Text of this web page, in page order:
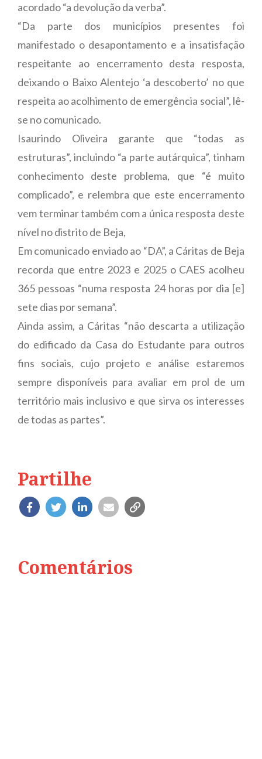
acordado “a devolução da verba”.
“Da parte dos municípios presentes foi
manifestado o desapontamento e a insatisfação
respeitante ao encerramento desta resposta,
deixando o Baixo Alentejo ‘a descoberto’ no que
respeita ao acolhimento de emergência social”, lê-
se no comunicado.
Isaurindo Oliveira garante que “todas as
estruturas”, incluindo “a parte autárquica”, tinham
conhecimento deste problema, que “é muito
complicado”, e relembra que este encerramento
vem terminar também com a única resposta deste
nível no distrito de Beja,
Em comunicado enviado ao “DA”, a Cáritas de Beja
recorda que entre 2023 e 2025 o CAES acolheu
365 pessoas “numa resposta 24 horas por dia [e]
sete dias por semana”.
Ainda assim, a Cáritas “não descarta a utilização
do edificado da Casa do Estudante para outros
fins sociais, cujo projeto e análise estaremos
sempre disponíveis para avaliar em prol de um
território mais inclusivo e que sirva os interesses
de todas as partes”.
Partilhe
Comentários